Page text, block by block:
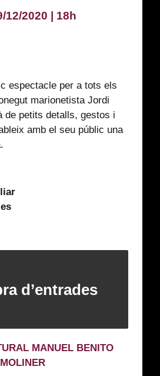
12/2020 | 18h
espectacle per a tots els
marionetista Jordi
de petits detalls, gestos i
amb el seu públic una
d’entrades
MANUEL BENITO
MOLINER